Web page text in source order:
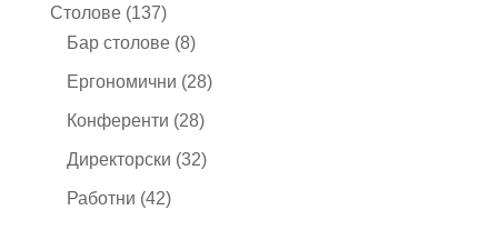
Столове 137137
продукта
Бар столове 88
продукта
Ергономични 2828
Конференти 2828
продукта
Директорски 3232
Работни 4242